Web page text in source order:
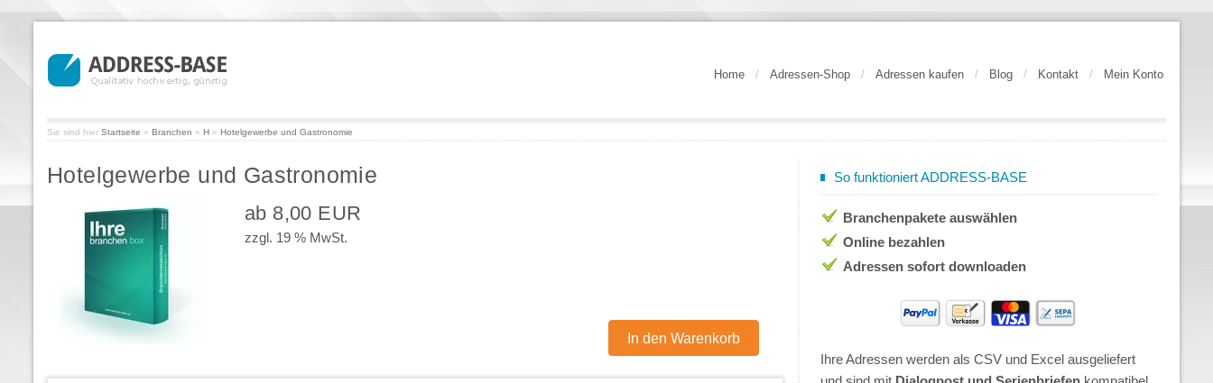
Home / Adressen-Shop / Adressen kaufen / Blog / Kontakt / Mein Konto
Sie sind hier Startseite » Branchen » H » Hotelgewerbe und Gastronomie
Hotelgewerbe und Gastronomie
ab 8,00 EUR
zzgl. 19 % MwSt.
So funktioniert ADDRESS-BASE
Branchenpakete auswählen
Online bezahlen
Adressen sofort downloaden
Ihre Adressen werden als CSV und Excel ausgeliefert